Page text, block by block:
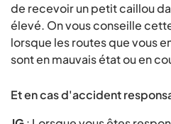
de recevoir un petit caillou
élevé. On vous conseille
lorsque les routes que vous
sont en mauvais état ou en
Et en cas d'accident